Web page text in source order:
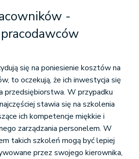
-
się na poniesienie kosztów na
to oczekują, że ich inwestycja się
przedsiębiorstwa. W przypadku
stawia się na szkolenia
ich kompetencje miękkie i
zarządzania personelem. W
takich szkoleń mogą być lepiej
przez swojego kierownika,